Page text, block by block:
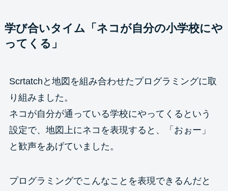
学び合いタイム「ネコが自分の小学校にや
ってくる」
Scrtatchと地図を組み合わせたプログラミングに取
り組みました。
ネコが自分が通っている学校にやってくるという
設定で、地図上にネコを表現すると、「おぉー」
と歓声をあげていました。
プログラミングでこんなことを表現できるんだと